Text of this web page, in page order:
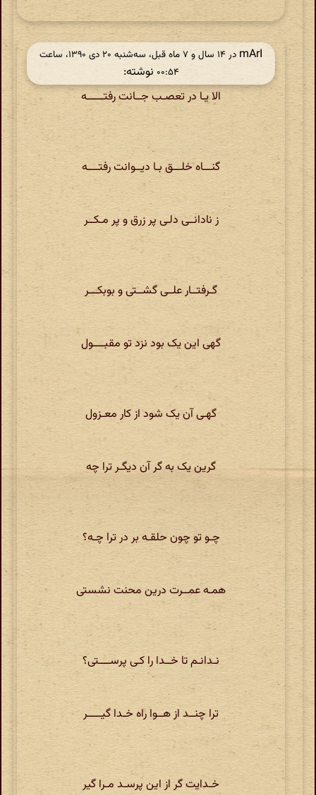
mArI
در ‫۱۴ سال و ۷ ماه قبل، سه‌شنبه ۲۰ دی ۱۳۹۰، ساعت
۰۰:۵۴ نوشته:
الا یـا در تعصـب جــانت رفتــــــه
گنـــاه خلـــق بـا دیــوانت رفتــــه
ز نادانــی دلـی پر زرق و پر مـکــر
گـرفتــار علــی گشــتی و بوبکـــر
گهی این یک بود نزد تو مقبــــول
گهـی آن یک شود از کار معـزول
گرین یک به گر آن دیگـر ترا چه
چـو تو چون حلقـه بر در ترا چـه؟
همـه عمــرت درین محنت نشستی
نـدانـم تا خــدا را کـی پرســــتی؟
ترا چنــد از هــوا راه خـدا گیـــــر
خـدایت گر از این پرسـد مـرا گیر